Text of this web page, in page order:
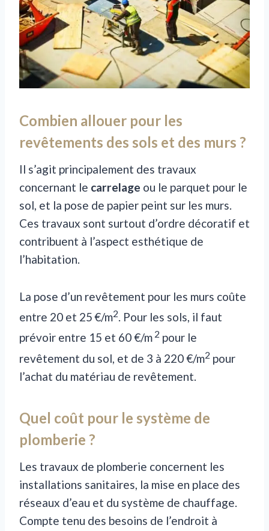
Combien allouer pour les
revêtements des sols et des murs ?
Il s’agit principalement des travaux
concernant le carrelage ou le parquet pour le
sol, et la pose de papier peint sur les murs.
Ces travaux sont surtout d’ordre décoratif et
contribuent à l’aspect esthétique de
l’habitation.
La pose d’un revêtement pour les murs coûte
entre 20 et 25€/m2. Pour les sols, il faut
prévoir entre 15 et 60 €/m 2 pour le
revêtement du sol, et de 3 à 220 €/m2 pour
l’achat du matériau de revêtement.
Quel coût pour le système de
plomberie ?
Les travaux de plomberie concernent les
installations sanitaires, la mise en place des
réseaux d’eau et du système de chauffage.
Compte tenu des besoins de l’endroit à